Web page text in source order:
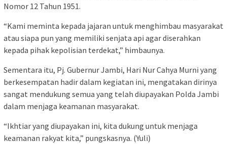
Nomor 12 Tahun 1951.
“Kami meminta kepada jajaran untuk menghimbau masyarakat
atau siapa pun yang memiliki senjata api agar diserahkan
kepada pihak kepolisian terdekat,” himbaunya.
Sementara itu, Pj. Gubernur Jambi, Hari Nur Cahya Murni yang
berkesempatan hadir dalam kegiatan ini, mengatakan dirinya
sangat mendukung semua yang telah diupayakan Polda Jambi
dalam menjaga keamanan masyarakat.
“Ikhtiar yang diupayakan ini, kita dukung untuk menjaga
keamanan rakyat kita,” pungskasnya. (Yuli)